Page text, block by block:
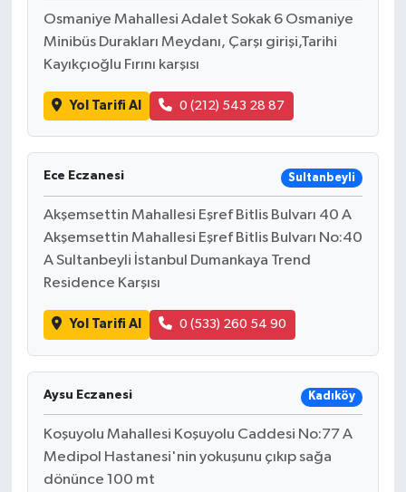
Osmaniye Mahallesi Adalet Sokak 6 Osmaniye
Minibüs Durakları Meydanı, Çarşı girişi,Tarihi
Kayıkçıoğlu Fırını karşısı
Yol Tarifi Al 0 (212) 543 28 87
Ece Eczanesi Sultanbeyli
Akşemsettin Mahallesi Eşref Bitlis Bulvarı 40 A
Akşemsettin Mahallesi Eşref Bitlis Bulvarı No:40
A Sultanbeyli İstanbul Dumankaya Trend
Residence Karşısı
Yol Tarifi Al 0 (533) 260 54 90
Aysu Eczanesi Kadıköy
Koşuyolu Mahallesi Koşuyolu Caddesi No:77 A
Medipol Hastanesi'nin yokuşunu çıkıp sağa
dönünce 100 mt